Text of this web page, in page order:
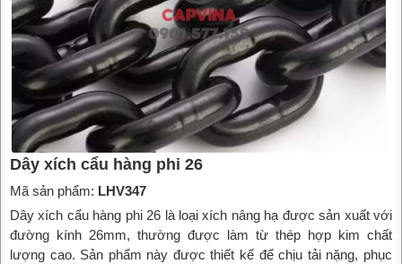
Dây xích cẩu hàng phi 26
Mã sản phẩm: LHV347
Dây xích cẩu hàng phi 26 là loại xích nâng hạ được sản xuất với
đường kính 26mm, thường được làm từ thép hợp kim chất
lượng cao. Sản phẩm này được thiết kế để chịu tải nặng, phục